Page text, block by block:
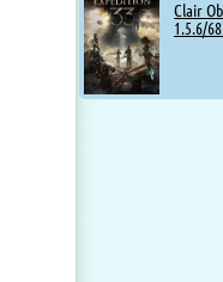
Clair
1.5.6/